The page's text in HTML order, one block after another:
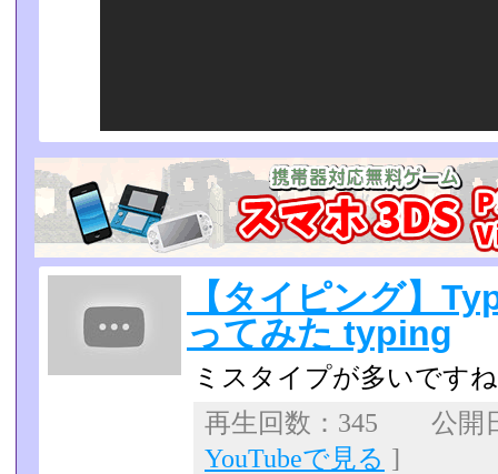
【タイピング】
ってみた typing
ミスタイプが多いです
再生回数：345 公開
YouTubeで見る ]